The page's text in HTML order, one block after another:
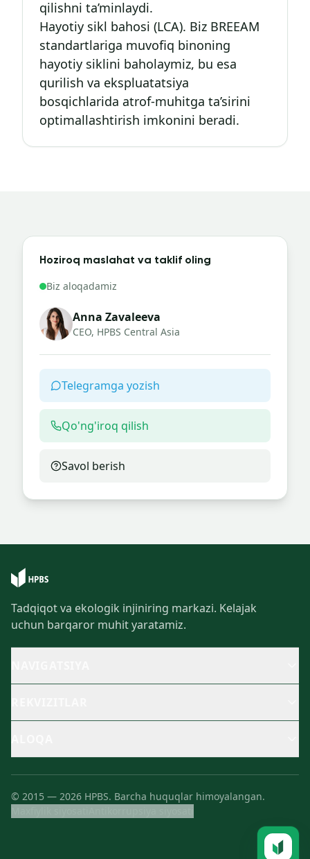
qilishni ta’minlaydi.
Hayotiy sikl bahosi (LCA). Biz BREEAM
standartlariga muvofiq binoning
hayotiy siklini baholaymiz, bu esa
qurilish va ekspluatatsiya
bosqichlarida atrof-muhitga ta’sirini
optimallashtirish imkonini beradi.
Hoziroq maslahat va taklif oling
Biz aloqadamiz
Anna Zavaleeva
CEO, HPBS Central Asia
Telegramga yozish
Qo'ng'iroq qilish
Savol berish
Tadqiqot va ekologik injiniring markazi. Kelajak
uchun barqaror muhit yaratamiz.
© 2015 — 2026 HPBS. Barcha huquqlar himoyalangan.